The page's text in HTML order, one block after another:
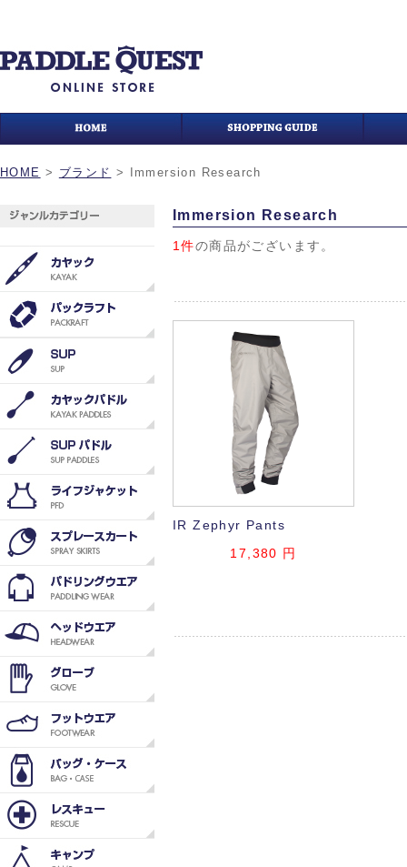
HOME > ブランド > Immersion Research
Immersion Research
1件の商品がございます。
IR Zephyr Pants
17,380 円